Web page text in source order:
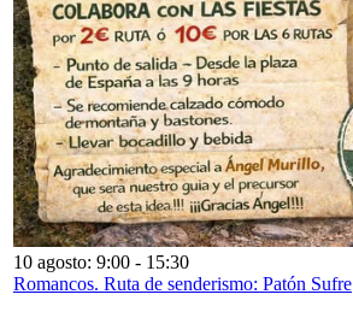
10 agosto: 9:00 - 15:30
Romancos. Ruta de senderismo: Patón Sufre